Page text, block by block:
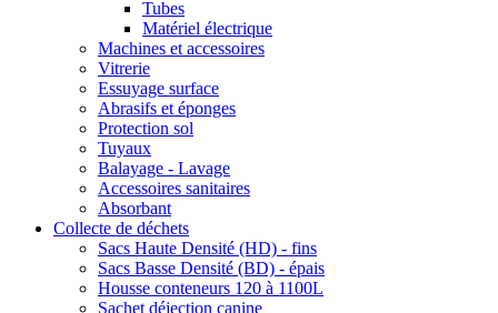
Tubes
Matériel électrique
Machines et accessoires
Vitrerie
Essuyage surface
Abrasifs et éponges
Protection sol
Tuyaux
Balayage - Lavage
Accessoires sanitaires
Absorbant
Collecte de déchets
Sacs Haute Densité (HD) - fins
Sacs Basse Densité (BD) - épais
Housse conteneurs 120 à 1100L
Sachet déjection canine